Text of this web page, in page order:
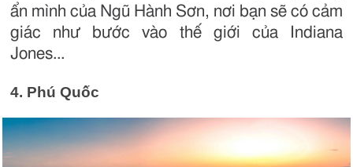
ẩn mình của Ngũ Hành Sơn, nơi bạn sẽ có cảm
giác như bước vào thế giới của Indiana
Jones...
4. Phú Quốc